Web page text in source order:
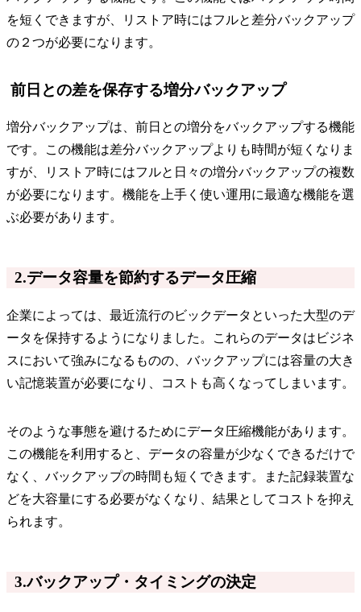
を短くできますが、リストア時にはフルと差分バックアップ
の２つが必要になります。
前日との差を保存する増分バックアップ
増分バックアップは、前日との増分をバックアップする機能
です。この機能は差分バックアップよりも時間が短くなりま
すが、リストア時にはフルと日々の増分バックアップの複数
が必要になります。機能を上手く使い運用に最適な機能を選
ぶ必要があります。
2.データ容量を節約するデータ圧縮
企業によっては、最近流行のビックデータといった大型のデ
ータを保持するようになりました。これらのデータはビジネ
スにおいて強みになるものの、バックアップには容量の大き
い記憶装置が必要になり、コストも高くなってしまいます。
そのような事態を避けるためにデータ圧縮機能があります。
この機能を利用すると、データの容量が少なくできるだけで
なく、バックアップの時間も短くできます。また記録装置な
どを大容量にする必要がなくなり、結果としてコストを抑え
られます。
3.バックアップ・タイミングの決定